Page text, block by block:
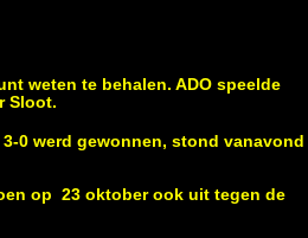
weten te behalen. ADO speelde
Sloot.
0 werd gewonnen, stond vanavond
op 23 oktober ook uit tegen de